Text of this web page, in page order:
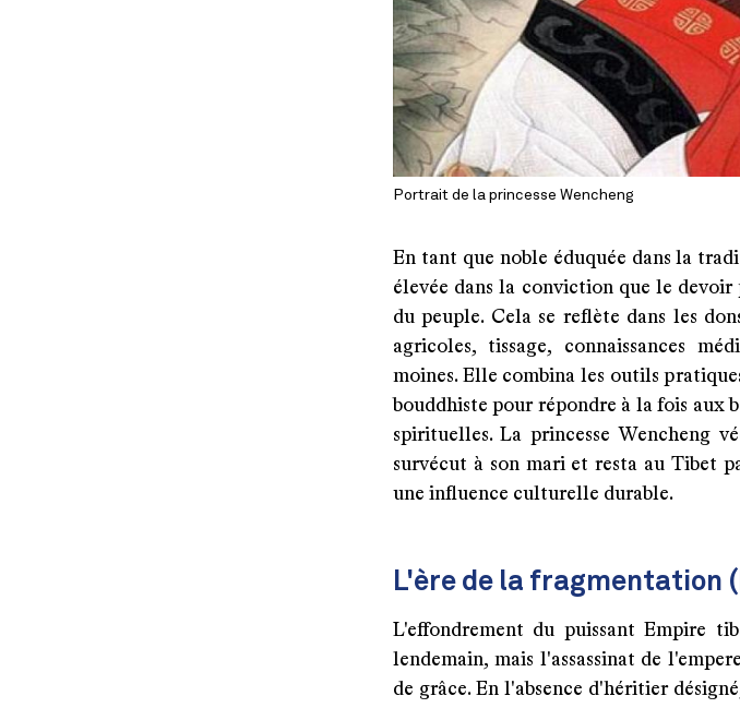
Portrait de la princesse Wencheng
En tant que noble éduquée dans la
élevée dans la conviction que le devoir
du peuple. Cela se reflète dans les
agricoles, tissage, connaissances
moines. Elle combina les outils
bouddhiste pour répondre à la fois aux
spirituelles. La princesse Wencheng
survécut à son mari et resta au Tibet
une influence culturelle durable.
L'ère de la fragmentation
L'effondrement du puissant Empire
lendemain, mais l'assassinat de
de grâce. En l'absence d'héritier